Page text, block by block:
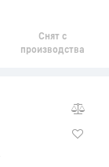
Снят с
производства